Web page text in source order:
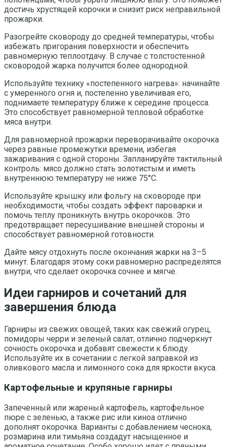
достичь хрустящей корочки и снизит риск неправильной
прожарки.
Разогрейте сковороду до средней температуры, чтобы
избежать пригорания поверхности и обеспечить
равномерную теплоотдачу. В случае с толстостенной
сковородой жарка получится более однородной.
Используйте технику «постепенного нагрева»: начинайте
с умеренного огня и, постепенно увеличивая его,
поднимаете температуру ближе к середине процесса.
Это способствует равномерной тепловой обработке
мяса внутри.
Для равномерной прожарки переворачивайте окорочка
через равные промежутки времени, избегая
зажаривания с одной стороны. Запланируйте тактильный
контроль: мясо должно стать золотистым и иметь
внутреннюю температуру не ниже 75°C.
Используйте крышку или фольгу на сковороде при
необходимости, чтобы создать эффект пароварки и
помочь теплу проникнуть внутрь окорочков. Это
предотвращает пересушивание внешней стороны и
способствует равномерной готовности.
Дайте мясу отдохнуть после окончания жарки на 3–5
минут. Благодаря этому соки равномерно распределятся
внутри, что сделает окорочка сочнее и мягче.
Идеи гарниров и сочетаний для
завершения блюда
Гарниры из свежих овощей, таких как свежий огурец,
помидоры черри и зеленый салат, отлично подчеркнут
сочность окорочка и добавят свежести к блюду.
Используйте их в сочетании с легкой заправкой из
оливкового масла и лимонного сока для яркости вкуса.
Картофельные и крупяные гарниры
Запеченный или жареный картофель, картофельное
пюре с зеленью, а также рис или киноа отлично
дополнят окорочка. Варианты с добавлением чеснока,
розмарина или тимьяна создадут насыщенное и